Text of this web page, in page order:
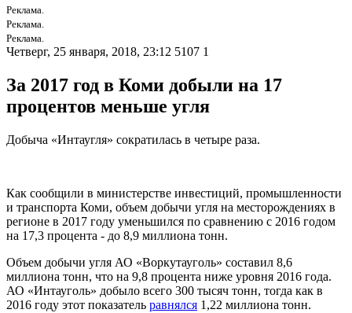
Реклама.
Реклама.
Реклама.
Четверг, 25 января, 2018, 23:12 5107 1
За 2017 год в Коми добыли на 17
процентов меньше угля
Добыча «Интаугля» сократилась в четыре раза.
Как сообщили в министерстве инвестиций, промышленности
и транспорта Коми, объем добычи угля на месторождениях в
регионе в 2017 году уменьшился по сравнению с 2016 годом
на 17,3 процента - до 8,9 миллиона тонн.
Объем добычи угля АО «Воркутауголь» составил 8,6
миллиона тонн, что на 9,8 процента ниже уровня 2016 года.
АО «Интауголь» добыло всего 300 тысяч тонн, тогда как в
2016 году этот показатель равнялся 1,22 миллиона тонн.